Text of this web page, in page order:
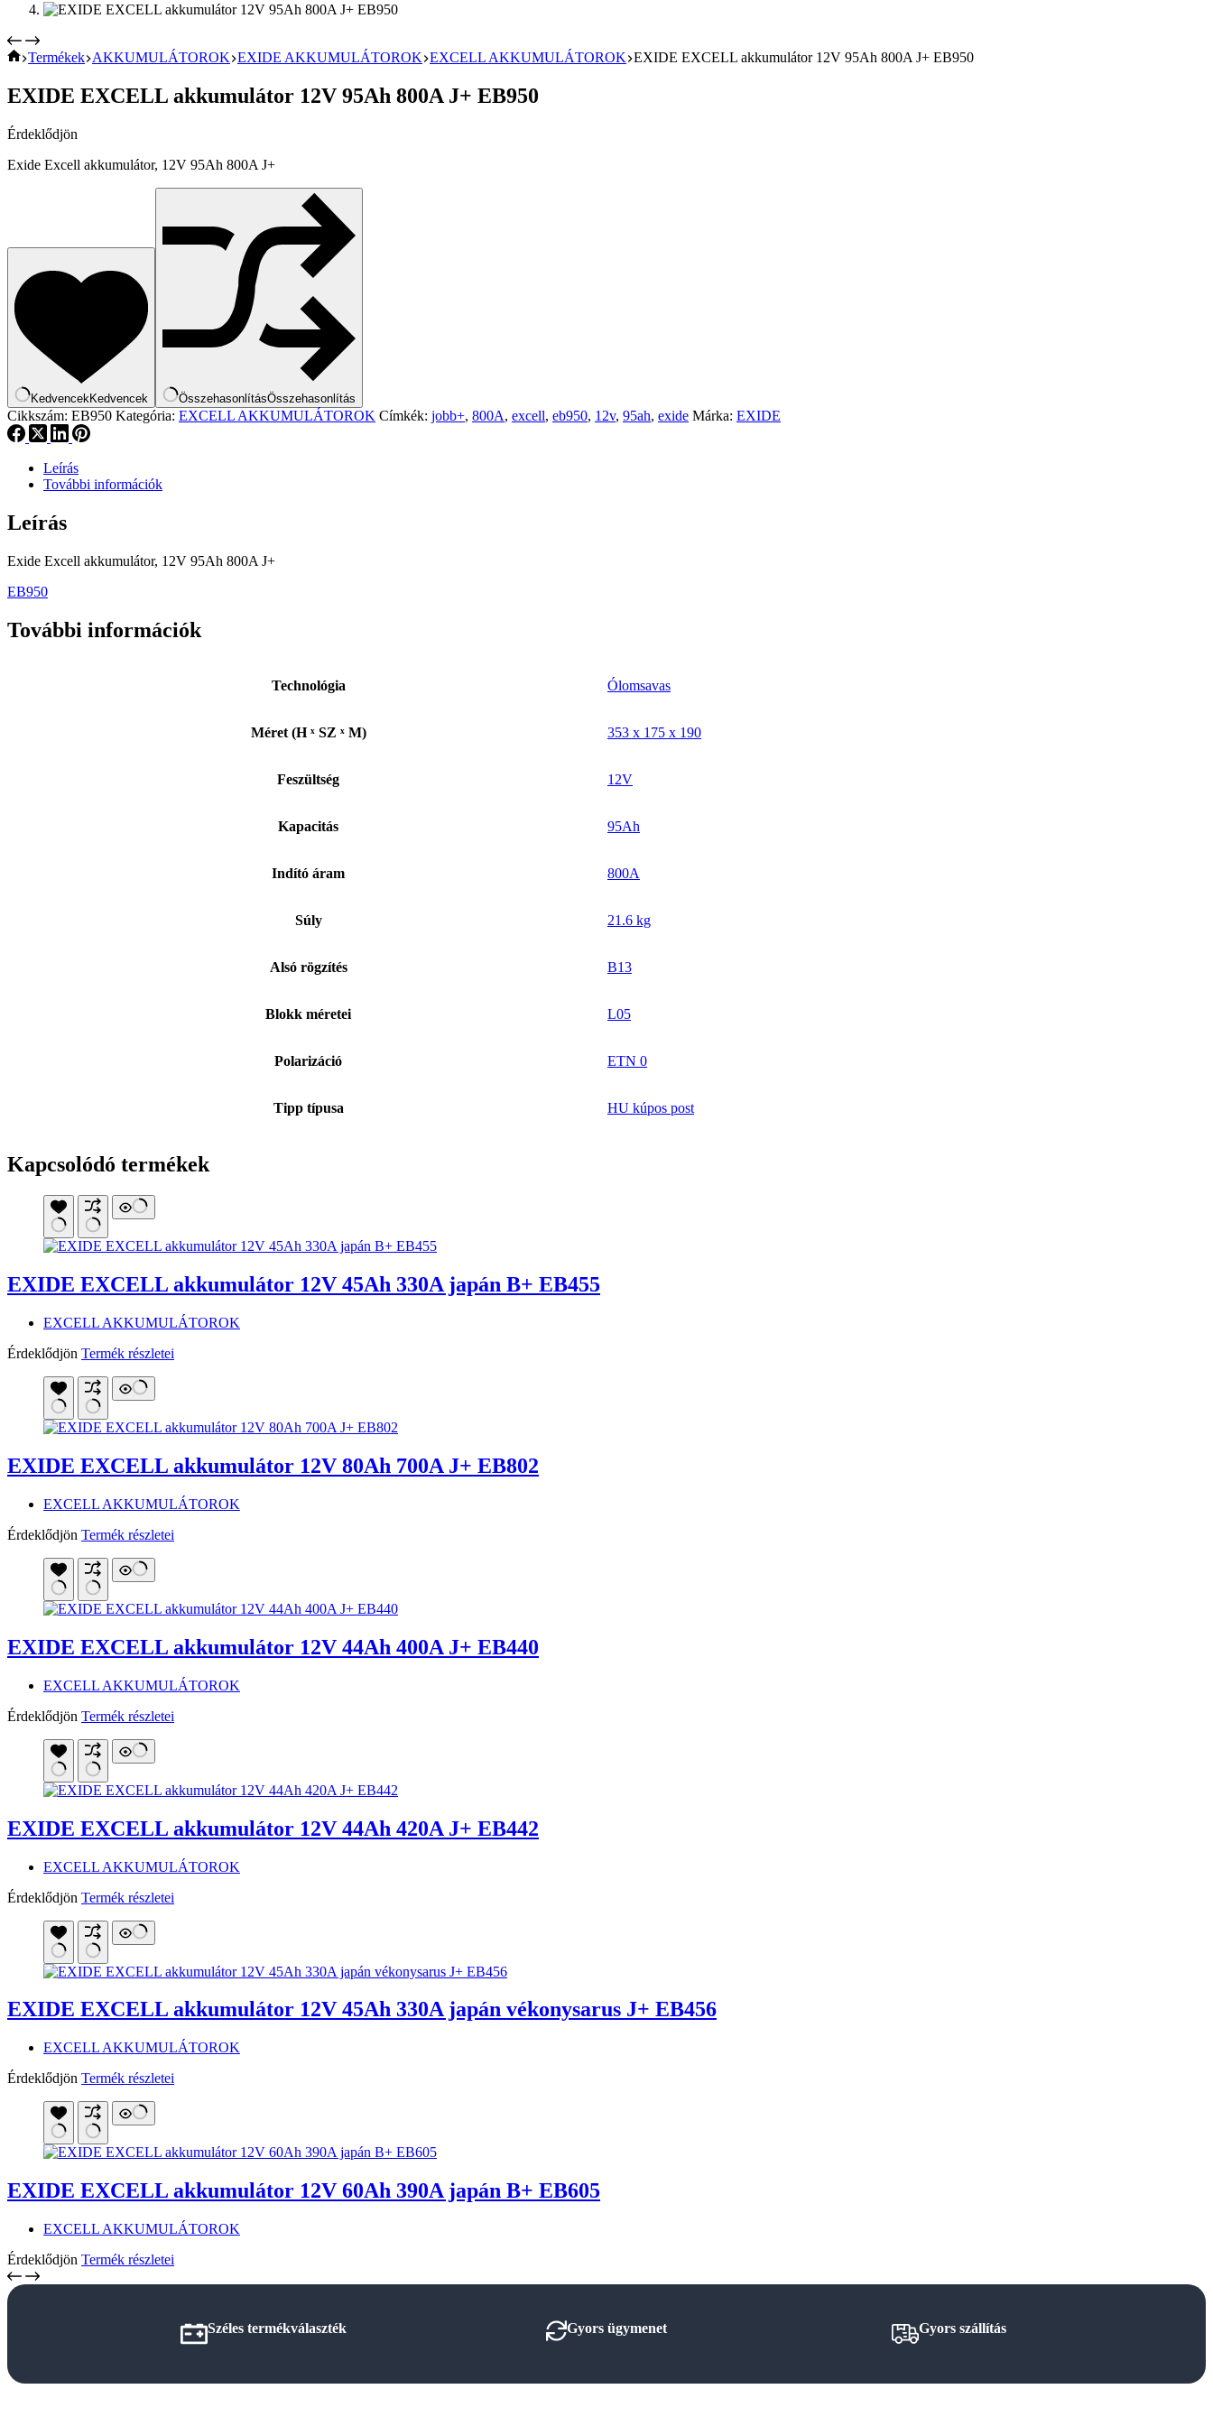
KEZDŐOLDAL
Termékek AKKUMULÁTOROK EXIDE AKKUMULÁTOROK EXCELL AKKUMULÁTOROK EXIDE EXCELL akkumulátor 12V 95Ah 800A J+ EB950
EXIDE EXCELL akkumulátor 12V 95Ah 800A J+ EB950
Érdeklődjön
Exide Excell akkumulátor, 12V 95Ah 800A J+
Kedvencek Kedvencek ÖsszehasonlításÖsszehasonlítás
Cikkszám: EB950 Kategória: EXCELL AKKUMULÁTOROK Címkék: jobb+, 800A, excell, eb950, 12v, 95ah, exide Márka: EXIDE
Leírás
További információk
Leírás
Exide Excell akkumulátor, 12V 95Ah 800A J+
EB950
További információk
Technológia Ólomsavas
Méret (H ˣ SZ ˣ M) 353 x 175 x 190
Feszültség 12V
Kapacitás 95Ah
Indító áram 800A
Súly 21.6 kg
Alsó rögzítés B13
Blokk méretei L05
Polarizáció ETN 0
Tipp típusa HU kúpos post
Kapcsolódó termékek
EXIDE EXCELL akkumulátor 12V 45Ah 330A japán B+ EB455
EXCELL AKKUMULÁTOROK
Érdeklődjön Termék részletei
EXIDE EXCELL akkumulátor 12V 80Ah 700A J+ EB802
EXCELL AKKUMULÁTOROK
Érdeklődjön Termék részletei
EXIDE EXCELL akkumulátor 12V 44Ah 400A J+ EB440
EXCELL AKKUMULÁTOROK
Érdeklődjön Termék részletei
EXIDE EXCELL akkumulátor 12V 44Ah 420A J+ EB442
EXCELL AKKUMULÁTOROK
Érdeklődjön Termék részletei
EXIDE EXCELL akkumulátor 12V 45Ah 330A japán vékonysarus J+ EB456
EXCELL AKKUMULÁTOROK
Érdeklődjön Termék részletei
EXIDE EXCELL akkumulátor 12V 60Ah 390A japán B+ EB605
EXCELL AKKUMULÁTOROK
Érdeklődjön Termék részletei
Széles termékválaszték Gyors ügymenet Gyors szállítás